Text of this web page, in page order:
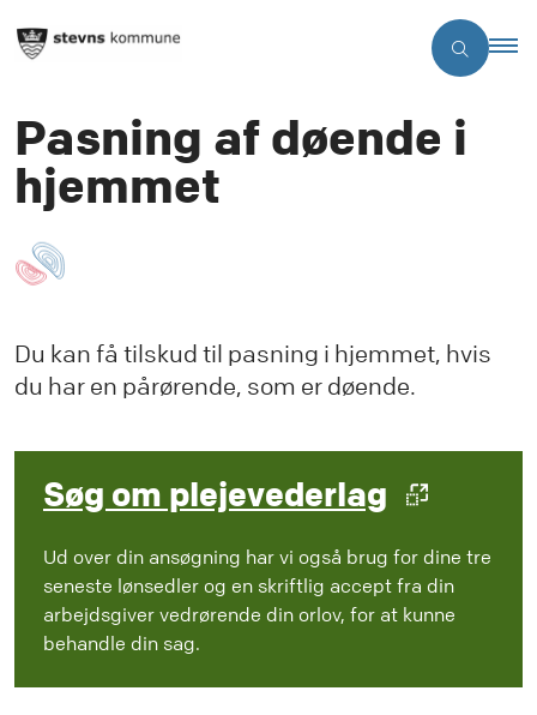
Pasning af døende i
hjemmet
Du kan få tilskud til pasning i hjemmet, hvis
du har en pårørende, som er døende.
Søg om plejevederlag
Ud over din ansøgning har vi også brug for dine tre
seneste lønsedler og en skriftlig accept fra din
arbejdsgiver vedrørende din orlov, for at kunne
behandle din sag.